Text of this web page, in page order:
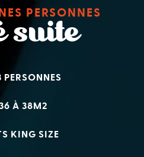
PERSONNES
suite
À 38M2
KING SIZE